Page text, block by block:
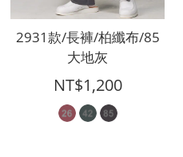
2931款/長褲/柏纖布/85
大地灰
NT$1,200